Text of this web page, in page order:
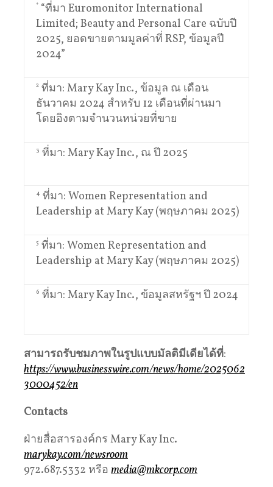
* “ที่มา Euromonitor International
Limited; Beauty and Personal Care ฉบับปี
2025, ยอดขายตามมูลค่าที่ RSP, ข้อมูลปี
2024”
2 ที่มา: Mary Kay Inc., ข้อมูล ณ เดือน
ธันวาคม 2024 สำหรับ 12 เดือนที่ผ่านมา
โดยอิงตามจำนวนหน่วยที่ขาย
3 ที่มา: Mary Kay Inc., ณ ปี 2025
4 ที่มา: Women Representation and
Leadership at Mary Kay (พฤษภาคม 2025)
5 ที่มา: Women Representation and
Leadership at Mary Kay (พฤษภาคม 2025)
6 ที่มา: Mary Kay Inc., ข้อมูลสหรัฐฯ ปี 2024
สามารถรับชมภาพในรูปแบบมัลติมีเดียได้ที่:
https://www.businesswire.com/news/home/2025062
3000452/en
Contacts
ฝ่ายสื่อสารองค์กร Mary Kay Inc.
marykay.com/newsroom
972.687.5332 หรือ media@mkcorp.com